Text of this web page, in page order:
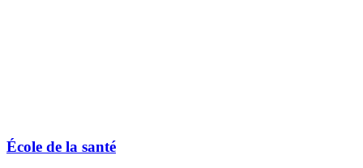
École de la santé